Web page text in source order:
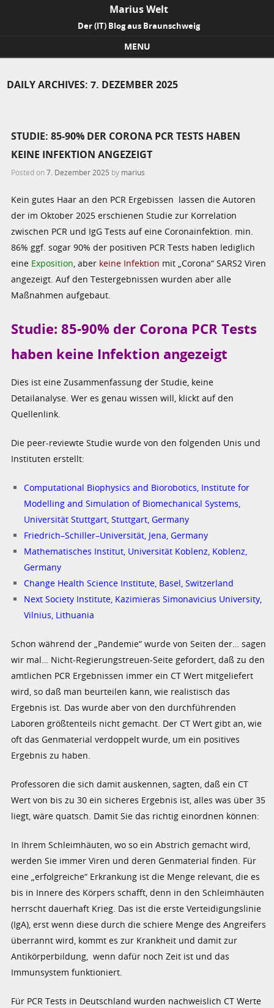
Marius Welt
Der (IT) Blog aus Braunschweig
MENU
DAILY ARCHIVES:7. DEZEMBER 2025
STUDIE: 85-90% DER CORONA PCR TESTS HABEN
KEINE INFEKTION ANGEZEIGT
Posted on7. Dezember 2025 by marius
Kein gutes Haar an den PCR Ergebissen lassen die Autoren
der im Oktober 2025 erschienen Studie zur Korrelation
zwischen PCR und IgG Tests auf eine Coronainfektion. min.
86% ggf. sogar 90% der positiven PCR Tests haben lediglich
eine Exposition, aber keine Infektion mit „Corona“ SARS2 Viren
angezeigt. Auf den Testergebnissen wurden aber alle
Maßnahmen aufgebaut.
Studie: 85-90% der Corona PCR Tests
haben keine Infektion angezeigt
Dies ist eine Zusammenfassung der Studie, keine
Detailanalyse. Wer es genau wissen will, klickt auf den
Quellenlink.
Die peer-reviewte Studie wurde von den folgenden Unis und
Instituten erstellt:
Computational Biophysics and Biorobotics, Institute for
Modelling and Simulation of Biomechanical Systems,
Universität Stuttgart, Stuttgart, Germany
Friedrich–Schiller–Universität, Jena, Germany
Mathematisches Institut, Universität Koblenz, Koblenz,
Germany
Change Health Science Institute, Basel, Switzerland
Next Society Institute, Kazimieras Simonavicius University,
Vilnius, Lithuania
Schon während der „Pandemie“ wurde von Seiten der… sagen
wir mal… Nicht-Regierungstreuen-Seite gefordert, daß zu den
amtlichen PCR Ergebnissen immer ein CT Wert mitgeliefert
wird, so daß man beurteilen kann, wie realistisch das
Ergebnis ist. Das wurde aber von den durchführenden
Laboren größtenteils nicht gemacht. Der CT Wert gibt an, wie
oft das Genmaterial verdoppelt wurde, um ein positives
Ergebnis zu haben.
Professoren die sich damit auskennen, sagten, daß ein CT
Wert von bis zu 30 ein sicheres Ergebnis ist, alles was über 35
liegt, wäre quatsch. Damit Sie das richtig einordnen können:
In Ihrem Schleimhäuten, wo so ein Abstrich gemacht wird,
werden Sie immer Viren und deren Genmaterial finden. Für
eine „erfolgreiche“ Erkrankung ist die Menge relevant, die es
bis in Innere des Körpers schafft, denn in den Schleimhäuten
herrscht dauerhaft Krieg. Das ist die erste Verteidigungslinie
(IgA), erst wenn diese durch die schiere Menge des Angreifers
überrannt wird, kommt es zur Krankheit und damit zur
Antikörperbildung, wenn dafür noch Zeit ist und das
Immunsystem funktioniert.
Für PCR Tests in Deutschland wurden nachweislich CT Werte